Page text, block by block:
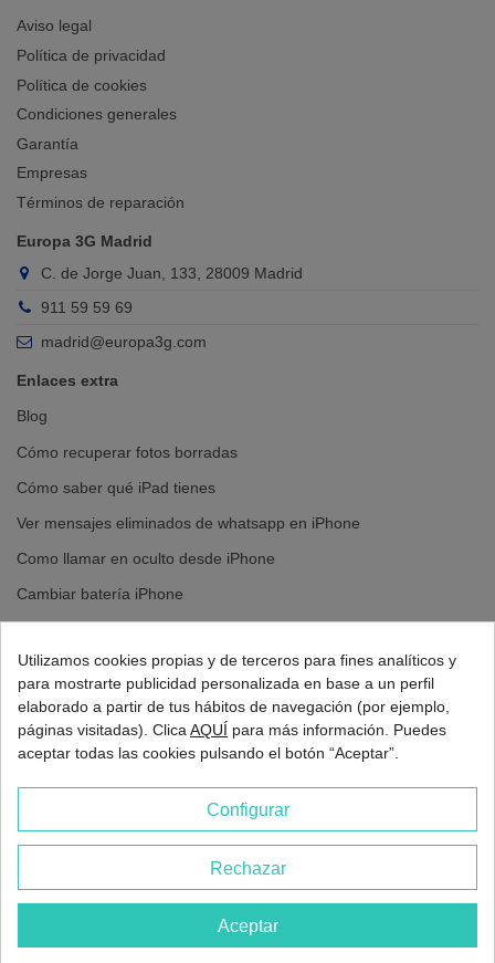
Aviso legal
Política de privacidad
Política de cookies
Condiciones generales
Garantía
Empresas
Términos de reparación
Europa 3G Madrid
C. de Jorge Juan, 133, 28009 Madrid
911 59 59 69
madrid@europa3g.com
Enlaces extra
Blog
Cómo recuperar fotos borradas
Cómo saber qué iPad tienes
Ver mensajes eliminados de whatsapp en iPhone
Como llamar en oculto desde iPhone
Cambiar batería iPhone
2026 - Europa 3G Madrid
Utilizamos cookies propias y de terceros para fines analíticos y
para mostrarte publicidad personalizada en base a un perfil
elaborado a partir de tus hábitos de navegación (por ejemplo,
páginas visitadas). Clica AQUÍ para más información. Puedes
aceptar todas las cookies pulsando el botón “Aceptar”.
Configurar
Rechazar
Aceptar